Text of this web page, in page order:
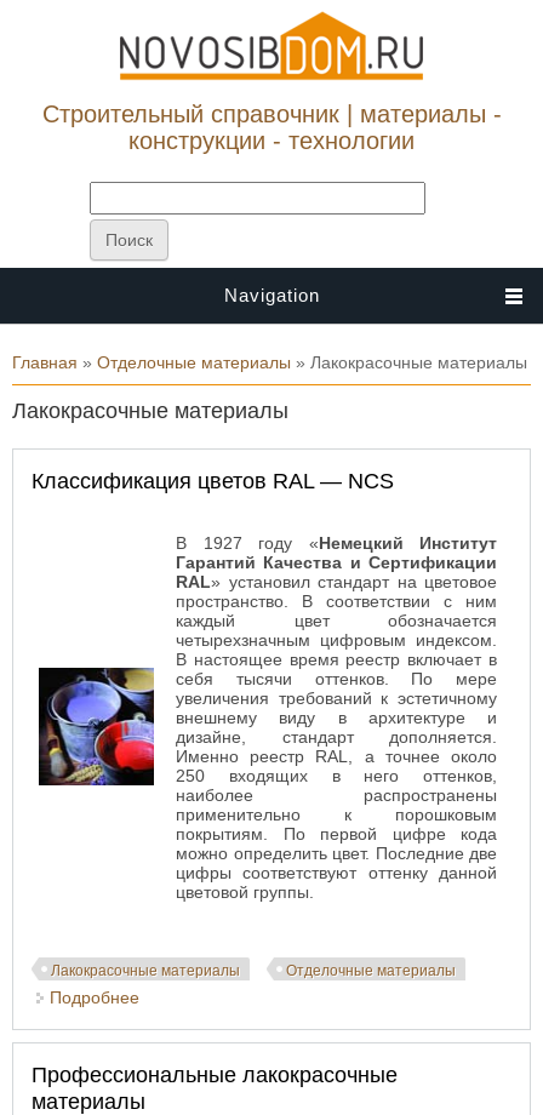
Строительный справочник | материалы -
конструкции - технологии
Navigation
Вы здесь
Главная » Отделочные материалы » Лакокрасочные материалы
Лакокрасочные материалы
Классификация цветов RAL — NCS
В 1927 году «Немецкий Институт
Гарантий Качества и Сертификации
RAL» установил стандарт на цветовое
пространство. В соответствии с ним
каждый цвет обозначается
четырехзначным цифровым индексом.
В настоящее время реестр включает в
себя тысячи оттенков. По мере
увеличения требований к эстетичному
внешнему виду в архитектуре и
дизайне, стандарт дополняется.
Именно реестр RAL, а точнее около
250 входящих в него оттенков,
наиболее распространены
применительно к порошковым
покрытиям. По первой цифре кода
можно определить цвет. Последние две
цифры соответствуют оттенку данной
цветовой группы.
Лакокрасочные материалы Отделочные материалы
Подробнее
Профессиональные лакокрасочные
материалы